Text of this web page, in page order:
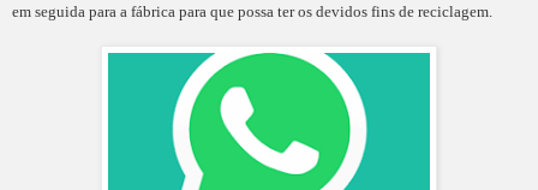
em seguida para a fábrica para que possa ter os devidos fins de reciclagem.